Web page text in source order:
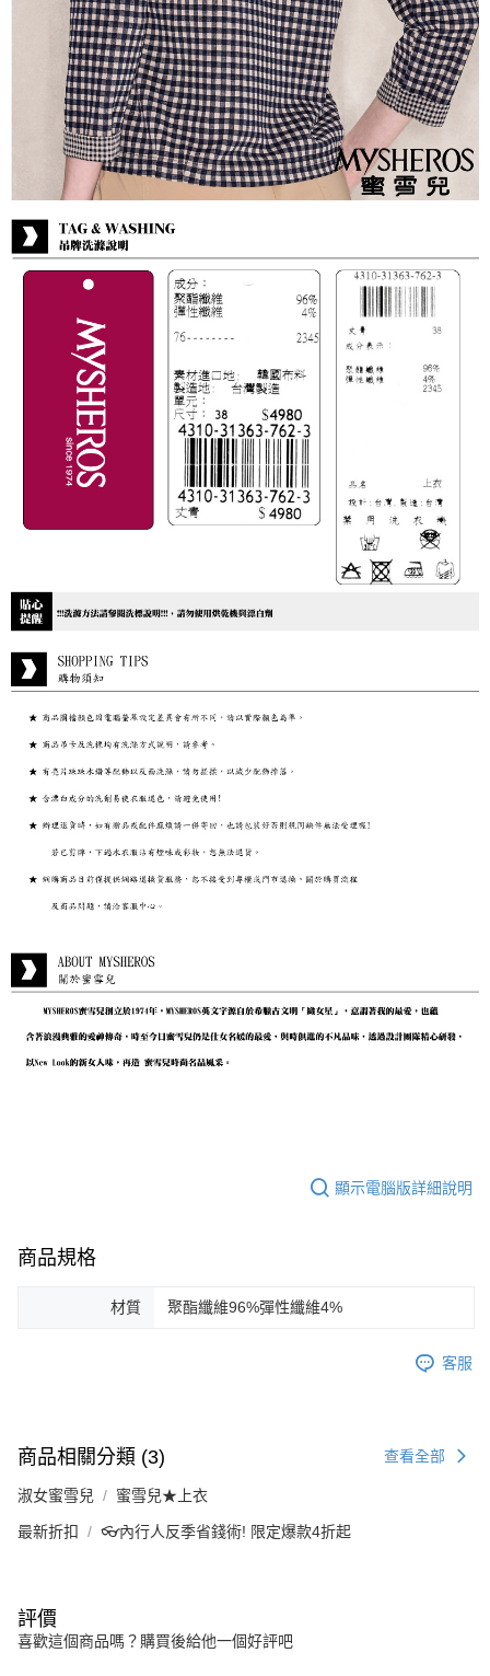
顯示電腦版詳細說明
商品規格
材質 聚酯纖維96%彈性纖維4%
客服
商品相關分類 (3) 查看全部
淑女蜜雪兒 蜜雪兒★上衣
最新折扣 👓內行人反季省錢術! 限定爆款4折起
評價
喜歡這個商品嗎？購買後給他一個好評吧